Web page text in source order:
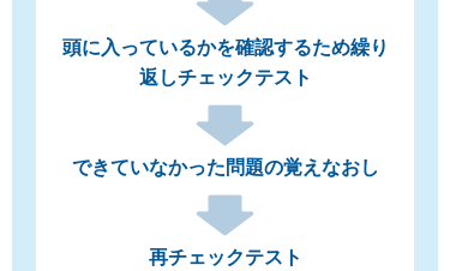
頭に入っているかを確認するため繰り
返しチェックテスト
できていなかった問題の覚えなおし
再チェックテスト